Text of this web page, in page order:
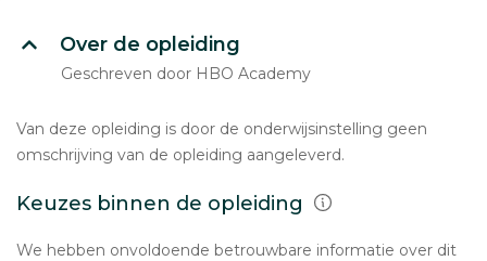
Over de opleiding
Geschreven door HBO Academy
Van deze opleiding is door de onderwijsinstelling geen
omschrijving van de opleiding aangeleverd.
Keuzes binnen de opleiding
We hebben onvoldoende betrouwbare informatie over dit